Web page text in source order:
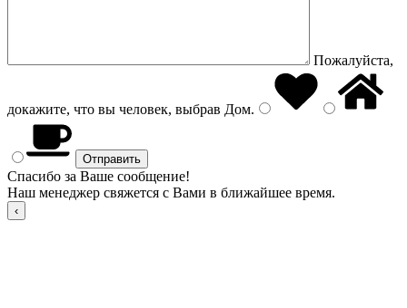
Пожалуйста,
докажите, что вы человек, выбрав Дом.
Спасибо за Ваше сообщение!
Наш менеджер свяжется с Вами в ближайшее время.